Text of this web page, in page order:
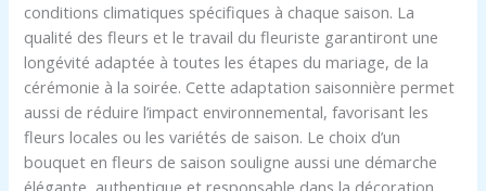
conditions climatiques spécifiques à chaque saison. La
qualité des fleurs et le travail du fleuriste garantiront une
longévité adaptée à toutes les étapes du mariage, de la
cérémonie à la soirée. Cette adaptation saisonnière permet
aussi de réduire l’impact environnemental, favorisant les
fleurs locales ou les variétés de saison. Le choix d’un
bouquet en fleurs de saison souligne aussi une démarche